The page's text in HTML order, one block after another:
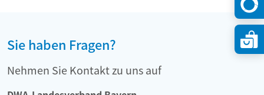
Sie haben Fragen?
Nehmen Sie Kontakt zu uns auf